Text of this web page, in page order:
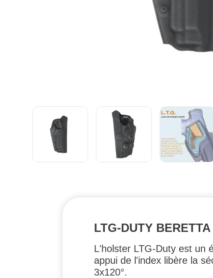
LTG-DUTY
L'holster LTG-Duty est un
appui de l'index libère la
3x120°.